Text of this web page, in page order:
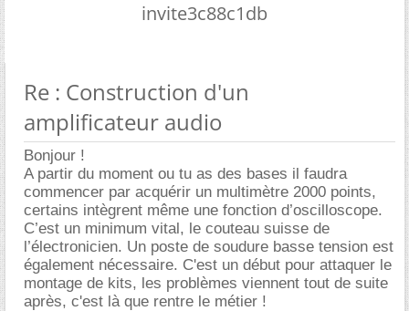
invite3c88c1db
Re : Construction d'un
amplificateur audio
Bonjour !
A partir du moment ou tu as des bases il faudra
commencer par acquérir un multimètre 2000 points,
certains intègrent même une fonction d’oscilloscope.
C’est un minimum vital, le couteau suisse de
l’électronicien. Un poste de soudure basse tension est
également nécessaire. C'est un début pour attaquer le
montage de kits, les problèmes viennent tout de suite
après, c'est là que rentre le métier !